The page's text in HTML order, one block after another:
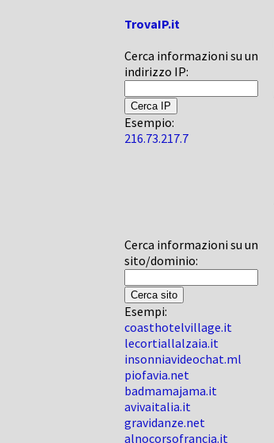
TrovaIP.it
Cerca informazioni su un
indirizzo IP:
Esempio:
216.73.217.7
Cerca informazioni su un
sito/dominio:
Esempi:
coasthotelvillage.it
lecortiallalzaia.it
insonniavideochat.ml
piofavia.net
badmamajama.it
avivaitalia.it
gravidanze.net
alnocorsofrancia.it